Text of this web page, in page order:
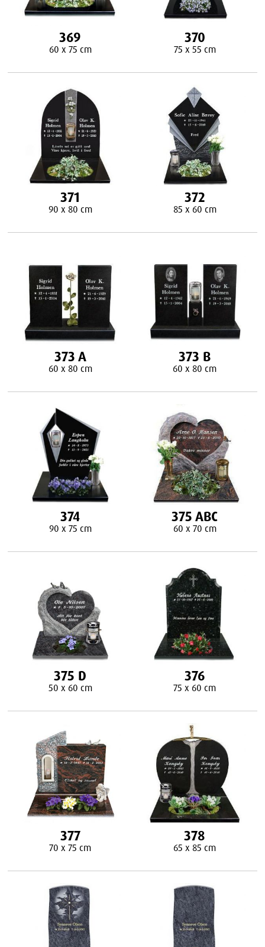
369
60 x 75 cm
370
75 x 55 cm
371
90 x 80 cm
372
85 x 60 cm
373 A
60 x 80 cm
373 B
60 x 80 cm
374
90 x 75 cm
375 ABC
60 x 70 cm
375 D
50 x 60 cm
376
75 x 60 cm
377
70 x 75 cm
378
65 x 85 cm